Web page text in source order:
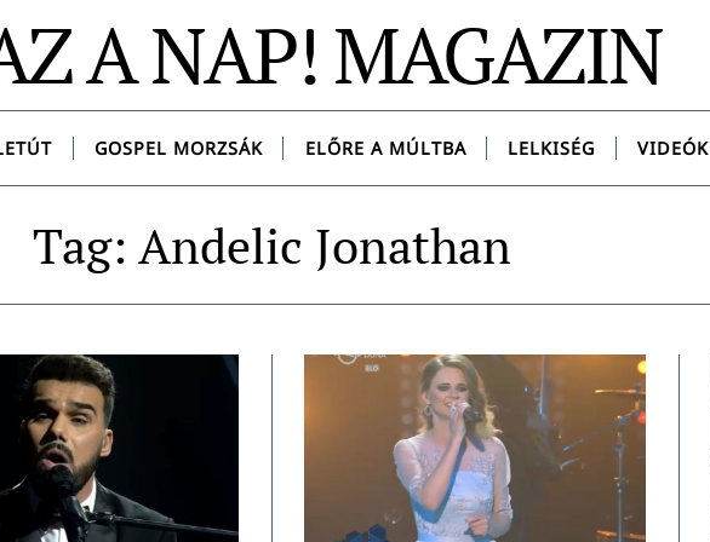
A NAP! MAGAZIN
GOSPEL MORZSÁK ELŐRE A MÚLTBA LELKISÉG VIDEÓK
Tag: Andelic Jonathan